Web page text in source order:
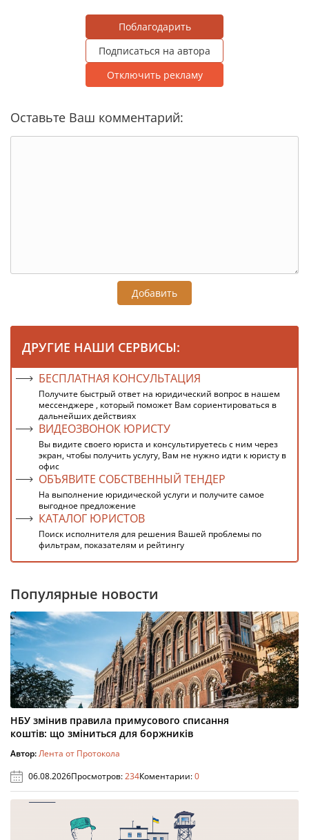
Поблагодарить
Подписаться на автора
Отключить рекламу
Оставьте Ваш комментарий:
Добавить
ДРУГИЕ НАШИ СЕРВИСЫ:
БЕСПЛАТНАЯ КОНСУЛЬТАЦИЯ
Получите быстрый ответ на юридический вопрос в нашем
мессенджере , который поможет Вам сориентироваться в
дальнейших действиях
ВИДЕОЗВОНОК ЮРИСТУ
Вы видите своего юриста и консультируетесь с ним через
экран, чтобы получить услугу, Вам не нужно идти к юристу в
офис
ОБЪЯВИТЕ СОБСТВЕННЫЙ ТЕНДЕР
На выполнение юридической услуги и получите самое
выгодное предложение
КАТАЛОГ ЮРИСТОВ
Поиск исполнителя для решения Вашей проблемы по
фильтрам, показателям и рейтингу
Популярные новости
НБУ змінив правила примусового списання
коштів: що зміниться для боржників
Автор:Лента от Протокола
06.08.2026Просмотров:234Коментарии:0